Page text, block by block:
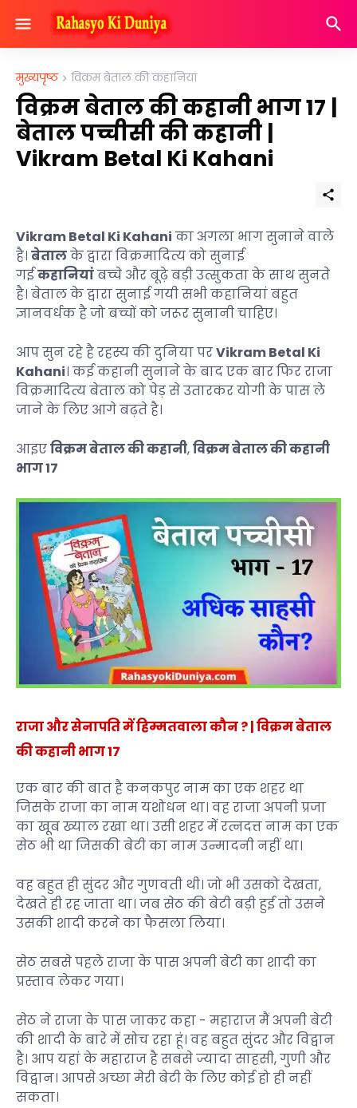
मुख्यपृष्ठ विक्रम बेताल की कहानियां
विक्रम बेताल की कहानी भाग 17 |
बेताल पच्चीसी की कहानी |
Vikram Betal Ki Kahani
Vikram Betal Ki Kahani का अगला भाग सुनाने वाले
है। बेतालके द्वारा विक्रमादित्य को सुनाई
गईकहानियांबच्चे और बूढ़े बड़ी उत्सुकता के साथ सुनते
है। बेताल के द्वारा सुनाई गयी सभी कहानियां बहुत
ज्ञानवर्धक है जो बच्चों को जरूर सुनानी चाहिए।
आप सुन रहे है रहस्य की दुनिया परVikram Betal Ki
Kahani। कई कहानी सुनाने के बाद एक बार फिर राजा
विक्रमादित्य बेताल को पेड़ से उतारकर योगी के पास ले
जाने के लिए आगे बढ़ते है।
आइएविक्रम बेताल की कहानी,विक्रम बेताल की कहानी
भाग 17
राजा और सेनापति में हिम्मतवाला कौन ? | विक्रम बेताल
की कहानी भाग 17
एक बार की बात है कनकपुर नाम का एक शहर था
जिसके राजा का नाम यशोधन था। वह राजा अपनी प्रजा
का खूब ख्याल रखा था। उसी शहर में रत्नदत्त नाम का एक
सेठ भी था जिसकी बेटी का नाम उन्मादनी नहीं था।
वह बहुत ही सुंदर और गुणवती थी। जो भी उसको देखता,
देखते ही रह जाता था। जब सेठ की बेटी बड़ी हुई तो उसने
उसकी शादी करने का फैसला लिया।
सेठ सबसे पहले राजा के पास अपनी बेटी का शादी का
प्रस्ताव लेकर गया।
सेठ ने राजा के पास जाकर कहा - महाराज मैं अपनी बेटी
की शादी के बारे में सोच रहा हूं। वह बहुत सुंदर और विद्वान
है। आप यहां के महाराज है सबसे ज्यादा साहसी, गुणी और
विद्वान। आपसे अच्छा मेरी बेटी के लिए कोई हो ही नहीं
सकता।